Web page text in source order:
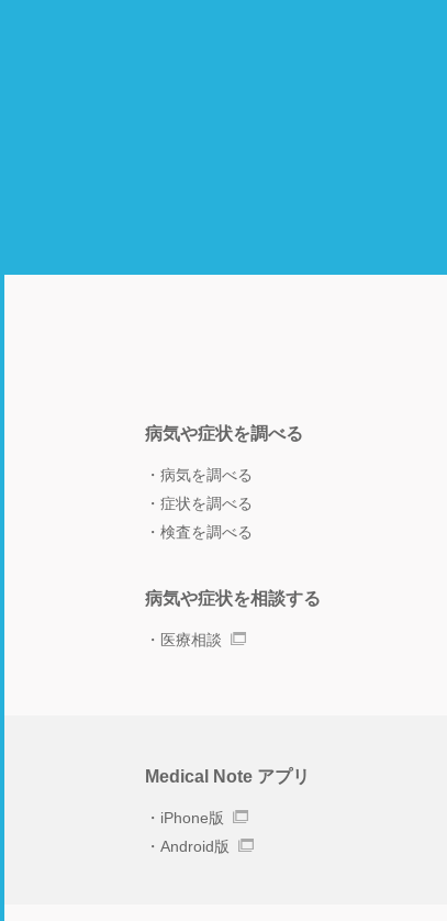
病気や症状を調べる
病気を調べる
症状を調べる
検査を調べる
病気や症状を相談する
医療相談
Medical Note アプリ
iPhone版
Android版